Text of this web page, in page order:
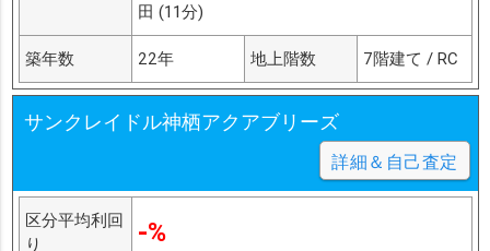
田 (11分)
築年数 22年 地上階数 7階建て / RC
サンクレイドル神栖アクアブリーズ
詳細＆自己査定
区分平均利回
り
-%